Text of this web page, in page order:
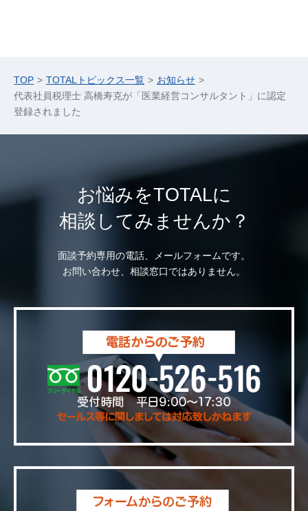
TOP TOTALトピックス一覧
お知らせ
代表社員税理士 高橋寿克が「医業経営コンサルタント」に認定
登録されました
お悩みをTOTALに
相談してみませんか？
面談予約専用の電話、メールフォームです。
お問い合わせ、相談窓口ではありません。